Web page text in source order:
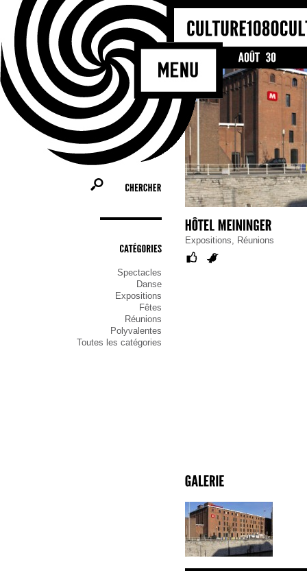
Bienvenue sur le site culturel de la
Molenbeek-Saint-Jean ! Il cherche
les activités et les acteurs culturels
commune, tel un portail de
ceux qui cherchent une information
qu’ils soient habitants, association
Spectacles
Danse
Expositions
Fêtes
Réunions
Polyvalentes
Toutes les catégories
Expositions, Réunions